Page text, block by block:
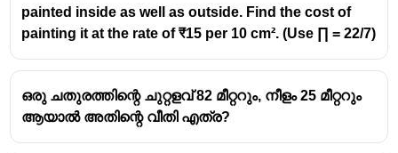
painted inside as well as outside. Find the cost of
painting it at the rate of ₹15 per 10 cm². (Use ∏ = 22/7)
ഒരു ചതുരത്തിന്റെ ചുറ്റളവ് 82 മീറ്ററും, നീളം 25 മീറ്ററും
ആയാൽ അതിന്റെ വീതി എത്ര?